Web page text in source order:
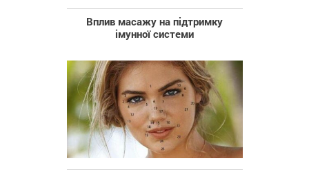
Вплив масажу на підтримку
імунної системи